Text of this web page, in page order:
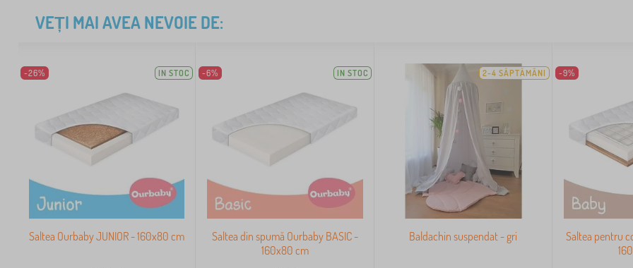
VEȚI MAI AVEA NEVOIE DE:
-26% IN STOC
Saltea Ourbaby JUNIOR - 160x80 cm
-6% IN STOC
Saltea din spumă Ourbaby BASIC -
160x80 cm
2-4 SĂPTĂMÂNI
Baldachin suspendat - gri
-9%
Saltea pentru